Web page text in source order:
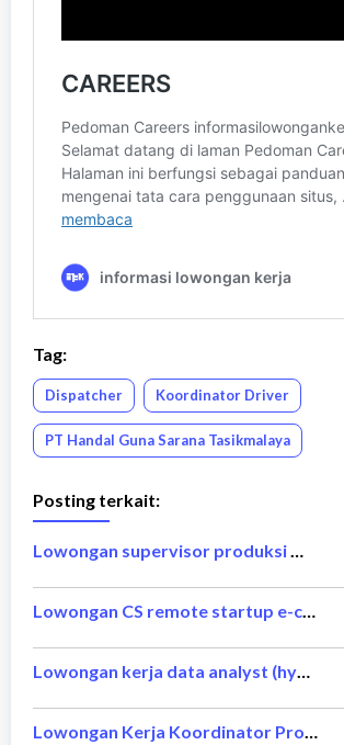
Tag:
Dispatcher Koordinator Driver
PT Handal Guna Sarana Tasikmalaya
Posting terkait:
Lowongan supervisor produksi MM2100 Cikarang Maret 2026
Lowongan CS remote startup e-commerce Maret 2026
Lowongan kerja data analyst (hybrid) BCA Jakarta Maret 2026
Lowongan Kerja Koordinator Proyek & Pengawas Lapangan | PT InnOvia Investa Mandiri